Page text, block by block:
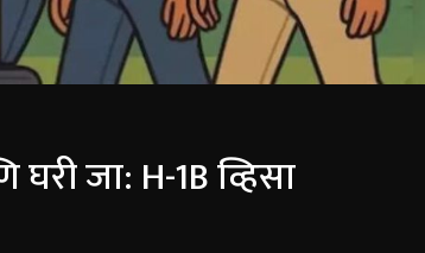
जा: H-1B व्हिसा